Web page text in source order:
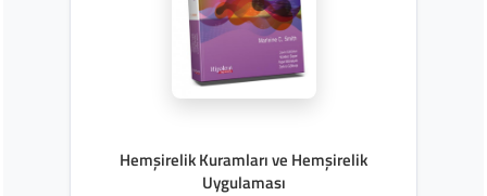
Hemşirelik Kuramları ve Hemşirelik
Uygulaması